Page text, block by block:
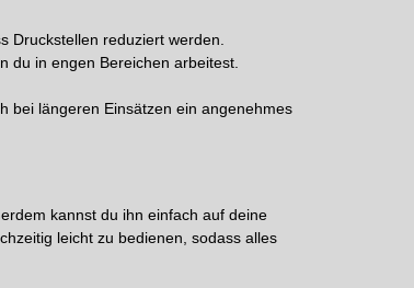
Druckstellen reduziert werden.
du in engen Bereichen arbeitest.
bei längeren Einsätzen ein angenehmes
kannst du ihn einfach auf deine
leicht zu bedienen, sodass alles